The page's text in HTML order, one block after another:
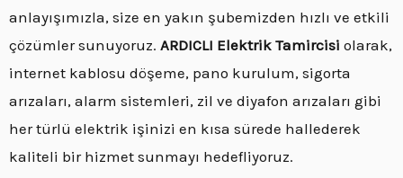
anlayışımızla, size en yakın şubemizden hızlı ve etkili
çözümler sunuyoruz. ARDICLI Elektrik Tamircisi olarak,
internet kablosu döşeme, pano kurulum, sigorta
arızaları, alarm sistemleri, zil ve diyafon arızaları gibi
her türlü elektrik işinizi en kısa sürede hallederek
kaliteli bir hizmet sunmayı hedefliyoruz.